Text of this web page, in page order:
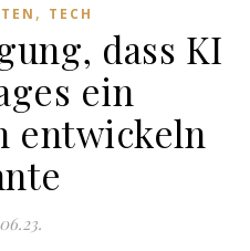
, TECH
dass KI
ein
entwickeln